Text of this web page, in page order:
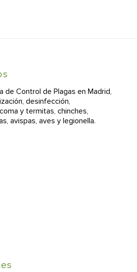
de Control de Plagas en Madrid,
desinfección,
y termitas, chinches,
avispas, aves y legionella.